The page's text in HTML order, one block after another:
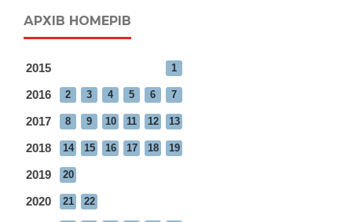
АРХІВ НОМЕРІВ
2015 1
2016 2 3 4 5 6 7
2017 8 9 10 11 12 13
2018 14 15 16 17 18 19
2019 20
2020 21 22